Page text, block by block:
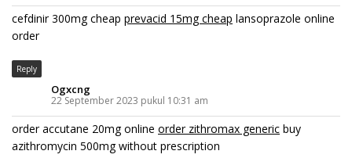
cefdinir 300mg cheap prevacid 15mg cheap lansoprazole online
order
Reply
Ogxcng
22 September 2023 pukul 10:31 am
order accutane 20mg online order zithromax generic buy
azithromycin 500mg without prescription